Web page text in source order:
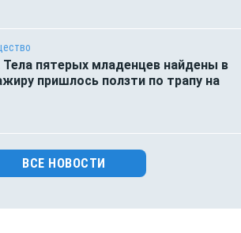
Тела пятерых младенцев найдены в
пришлось ползти по трапу на
ВСЕ НОВОСТИ